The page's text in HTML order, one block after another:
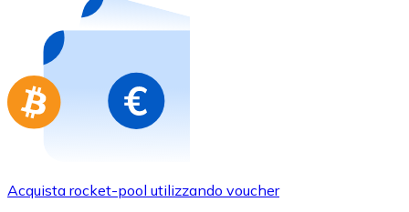
Acquista gift card dei tuoi marchi preferiti con
Vai al negozio di carte regalo
Acquista rocket-pool utilizzando voucher